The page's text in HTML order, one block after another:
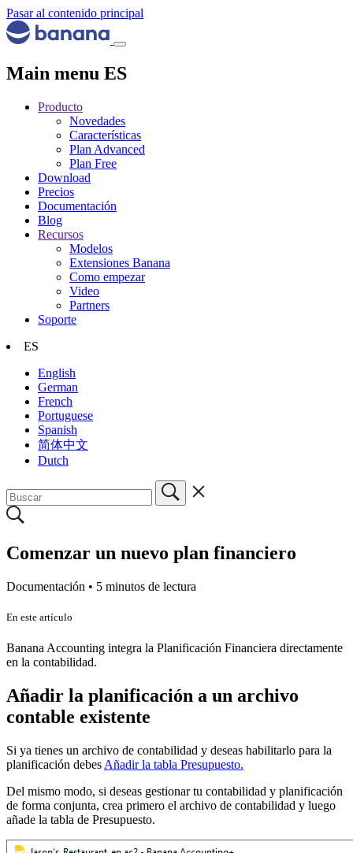
Pasar al contenido principal
Main menu ES
Producto
Novedades
Características
Plan Advanced
Plan Free
Download
Precios
Documentación
Blog
Recursos
Modelos
Extensiones Banana
Como empezar
Video
Partners
Soporte
ES
English
German
French
Portuguese
Spanish
简体中文
Dutch
Comenzar un nuevo plan financiero
Documentación • 5 minutos de lectura
En este artículo
Banana Accounting integra la Planificación Financiera directamente
en la contabilidad.
Añadir la planificación a un archivo
contable existente
Si ya tienes un archivo de contabilidad y deseas habilitarlo para la
planificación debes Añadir la tabla Presupuesto.
Del mismo modo, si deseas gestionar tu contabilidad y planificación
de forma conjunta, crea primero el archivo de contabilidad y luego
añade la tabla de Presupuesto.